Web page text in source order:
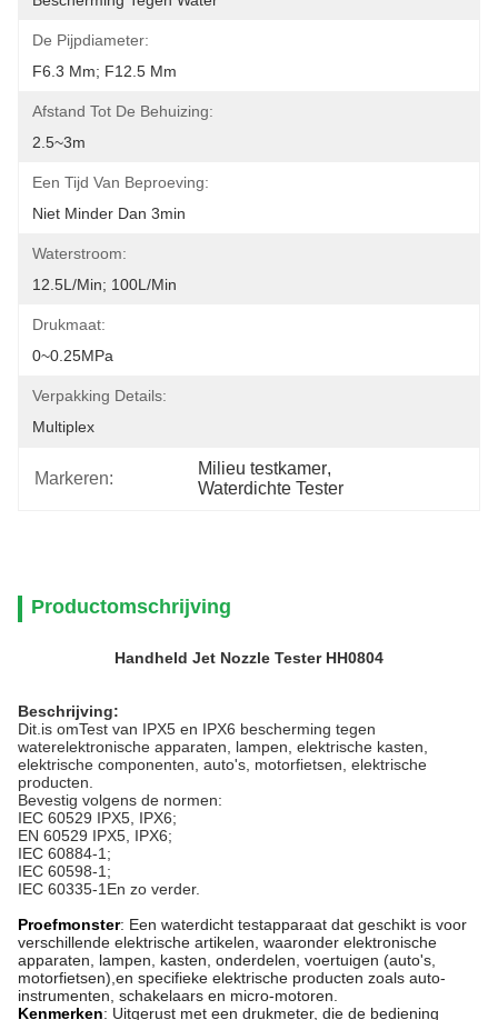
De Pijpdiameter:
F6.3 Mm; F12.5 Mm
Afstand Tot De Behuizing:
2.5~3m
Een Tijd Van Beproeving:
Niet Minder Dan 3min
Waterstroom:
12.5L/min; 100L/min
Drukmaat:
0~0.25MPa
Verpakking Details:
Multiplex
Markeren:
Milieu testkamer,
Waterdichte Tester
Productomschrijving
Handheld Jet Nozzle Tester HH0804
Beschrijving:
Dit. is omTest van IPX5 en IPX6 bescherming tegen
waterelektronische apparaten, lampen, elektrische kasten,
elektrische componenten, auto's, motorfietsen, elektrische
producten.
Bevestig volgens de normen:
IEC 60529 IPX5, IPX6;
EN 60529 IPX5, IPX6;
IEC 60884-1;
IEC 60598-1;
IEC 60335-1 En zo verder.
Proefmonster: Een waterdicht testapparaat dat geschikt is voor
verschillende elektrische artikelen, waaronder elektronische
apparaten, lampen, kasten, onderdelen, voertuigen (auto's,
motorfietsen),en specifieke elektrische producten zoals auto-
instrumenten, schakelaars en micro-motoren.
Kenmerken: Uitgerust met een drukmeter, die de bediening